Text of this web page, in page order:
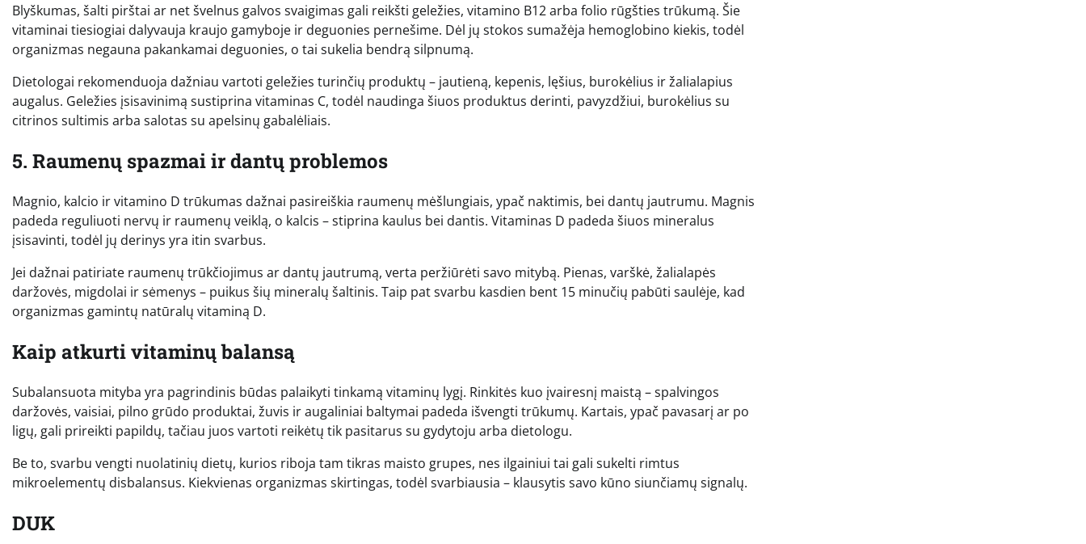
Blyškumas, šalti pirštai ar net švelnus galvos svaigimas gali reikšti geležies, vitamino B12 arba folio rūgšties trūkumą. Šie
vitaminai tiesiogiai dalyvauja kraujo gamyboje ir deguonies pernešime. Dėl jų stokos sumažėja hemoglobino kiekis, todėl
organizmas negauna pakankamai deguonies, o tai sukelia bendrą silpnumą.
Dietologai rekomenduoja dažniau vartoti geležies turinčių produktų – jautieną, kepenis, lęšius, burokėlius ir žalialapius
augalus. Geležies įsisavinimą sustiprina vitaminas C, todėl naudinga šiuos produktus derinti, pavyzdžiui, burokėlius su
citrinos sultimis arba salotas su apelsinų gabalėliais.
5. Raumenų spazmai ir dantų problemos
Magnio, kalcio ir vitamino D trūkumas dažnai pasireiškia raumenų mėšlungiais, ypač naktimis, bei dantų jautrumu. Magnis
padeda reguliuoti nervų ir raumenų veiklą, o kalcis – stiprina kaulus bei dantis. Vitaminas D padeda šiuos mineralus
įsisavinti, todėl jų derinys yra itin svarbus.
Jei dažnai patiriate raumenų trūkčiojimus ar dantų jautrumą, verta peržiūrėti savo mitybą. Pienas, varškė, žalialapės
daržovės, migdolai ir sėmenys – puikus šių mineralų šaltinis. Taip pat svarbu kasdien bent 15 minučių pabūti saulėje, kad
organizmas gamintų natūralų vitaminą D.
Kaip atkurti vitaminų balansą
Subalansuota mityba yra pagrindinis būdas palaikyti tinkamą vitaminų lygį. Rinkitės kuo įvairesnį maistą – spalvingos
daržovės, vaisiai, pilno grūdo produktai, žuvis ir augaliniai baltymai padeda išvengti trūkumų. Kartais, ypač pavasarį ar po
ligų, gali prireikti papildų, tačiau juos vartoti reikėtų tik pasitarus su gydytoju arba dietologu.
Be to, svarbu vengti nuolatinių dietų, kurios riboja tam tikras maisto grupes, nes ilgainiui tai gali sukelti rimtus
mikroelementų disbalansus. Kiekvienas organizmas skirtingas, todėl svarbiausia – klausytis savo kūno siunčiamų signalų.
DUK